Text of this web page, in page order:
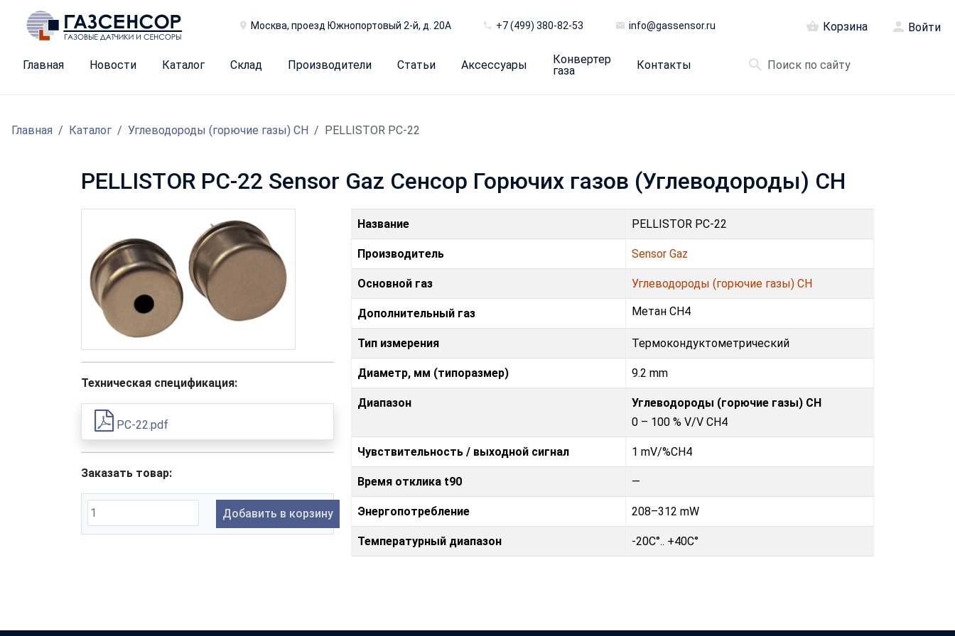
Москва, проезд Южнопортовый 2-й, д. 20А +7 (499) 380-82-53 info@gassensor.ru Корзина Войти
Главная Новости Каталог Склад Производители Статьи Аксессуары
Конвертер
газа
Контакты
Главная Каталог Углеводороды (горючие газы) CH PELLISTOR PC-22
PELLISTOR PC-22 Sensor Gaz Сенсор Горючих газов (Углеводороды) CH
Техническая спецификация:
PC-22.pdf
Заказать товар:
Добавить в корзину
Название PELLISTOR PC-22
Производитель Sensor Gaz
Основной газ Углеводороды (горючие газы) CH
Дополнительный газ Метан CH4
Тип измерения Термокондуктометрический
Диаметр, мм (типоразмер) 9.2 mm
Диапазон
Углеводороды (горючие газы) CH
0 – 100 % V/V CH4
Чувствительность / выходной сигнал 1 mV/%CH4
Время отклика t90 —
Энергопотребление 208–312 mW
Температурный диапазон -20C°.. +40C°